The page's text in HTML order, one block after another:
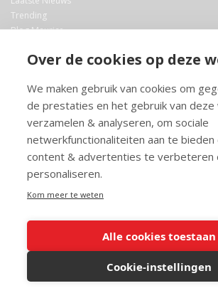
Over de cookies op deze
We maken gebruik van cookies om
de prestaties en het gebruik van
verzamelen & analyseren, om sociale
netwerkfunctionaliteiten aan te bieden
content & advertenties te verbeteren
personaliseren.
Kom meer te weten
Alle cookies toestaan
Cookie-instellingen
Trending
Blog Maurice
Bibliotheek
Info en service
FAQ
Doneren
Privacy
Voorwaarden
Meedoen
© 2026 Maurice.nl - Alle rechten voorbehouden. Op
copyright. Voor meer info, mail naar